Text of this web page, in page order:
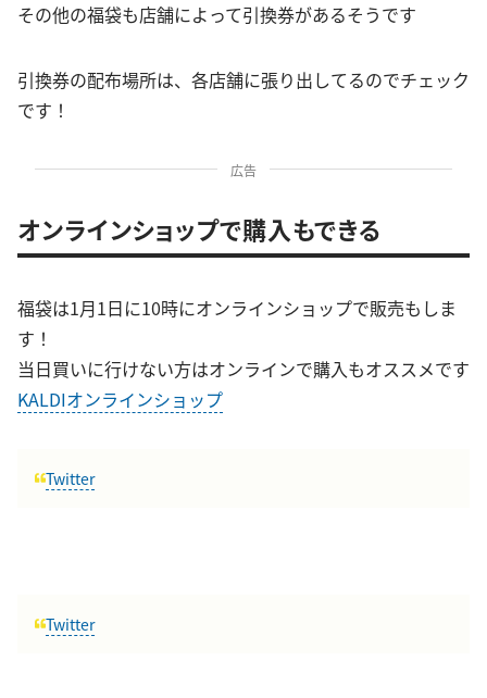
その他の福袋も店舗によって引換券があるそうです
引換券の配布場所は、各店舗に張り出してるのでチェック
です！
広告
オンラインショップで購入もできる
福袋は1月1日に10時にオンラインショップで販売もしま
す！
当日買いに行けない方はオンラインで購入もオススメです
KALDIオンラインショップ
Twitter
Twitter